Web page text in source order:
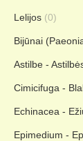
Lelijos (0)
Bijūnai
Astilbe -
Cimicifuga -
Echinacea -
Epimedium -